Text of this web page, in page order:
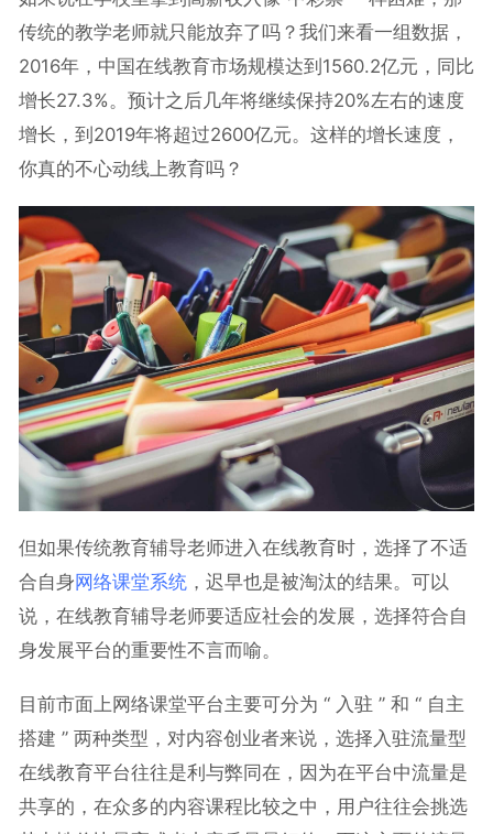
传统的教学老师就只能放弃了吗？我们来看一组数据，
2016年，中国在线教育市场规模达到1560.2亿元，同比
增长27.3%。预计之后几年将继续保持20%左右的速度
增长，到2019年将超过2600亿元。这样的增长速度，
你真的不心动线上教育吗？
但如果传统教育辅导老师进入在线教育时，选择了不适
合自身网络课堂系统，迟早也是被淘汰的结果。可以
说，在线教育辅导老师要适应社会的发展，选择符合自
身发展平台的重要性不言而喻。
目前市面上网络课堂平台主要可分为 “ 入驻 ” 和 “ 自主
搭建 ” 两种类型，对内容创业者来说，选择入驻流量型
在线教育平台往往是利与弊同在，因为在平台中流量是
共享的，在众多的内容课程比较之中，用户往往会挑选